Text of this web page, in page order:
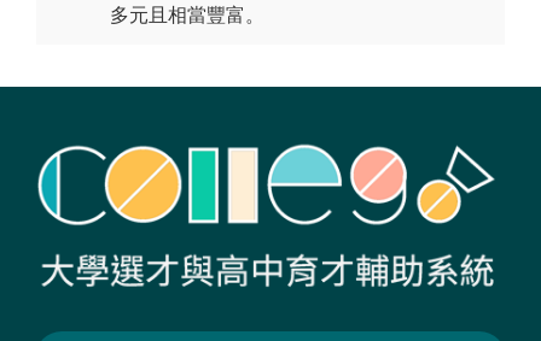
多元且相當豐富。